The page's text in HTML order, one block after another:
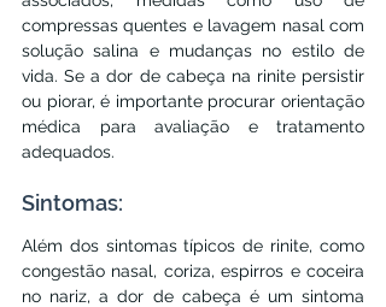
compressas quentes e lavagem nasal com
solução salina e mudanças no estilo de
vida. Se a dor de cabeça na rinite persistir
ou piorar, é importante procurar orientação
médica para avaliação e tratamento
adequados.
Sintomas:
Além dos sintomas típicos de rinite, como
congestão nasal, coriza, espirros e coceira
no nariz, a dor de cabeça é um sintoma